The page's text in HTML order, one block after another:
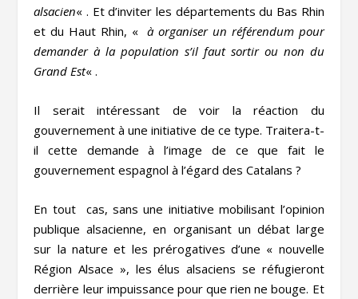
alsacien« . Et d’inviter les départements du Bas Rhin
et du Haut Rhin, « à organiser un référendum pour
demander à la population s’il faut sortir ou non du
Grand Est« .
Il serait intéressant de voir la réaction du
gouvernement à une initiative de ce type. Traitera-t-
il cette demande à l’image de ce que fait le
gouvernement espagnol à l’égard des Catalans ?
En tout cas, sans une initiative mobilisant l’opinion
publique alsacienne, en organisant un débat large
sur la nature et les prérogatives d’une « nouvelle
Région Alsace », les élus alsaciens se réfugieront
derrière leur impuissance pour que rien ne bouge. Et